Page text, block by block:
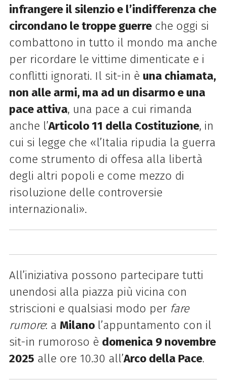
infrangere il silenzio e l’indifferenza che
circondano le troppe guerreche oggi si
combattono in tutto il mondo ma anche
per ricordare le vittime dimenticate e i
conflitti ignorati. Il sit-in è una chiamata,
non alle armi, ma ad un disarmo e una
pace attiva, una pace a cui rimanda
anche l’Articolo 11 della Costituzione, in
cui si legge che «l’Italia ripudia la guerra
come strumento di offesa alla libertà
degli altri popoli e come mezzo di
risoluzione delle controversie
internazionali».
All’iniziativa possono partecipare tutti
unendosi alla piazza più vicina con
striscioni e qualsiasi modo per fare
rumore: a Milano l’appuntamento con il
sit-in rumoroso è domenica 9 novembre
2025 alle ore 10.30 all’Arco della Pace.